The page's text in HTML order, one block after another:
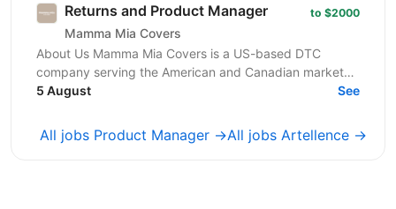
Returns and Product Manager
Mamma Mia Covers
to $2000
About Us Mamma Mia Covers is a US-based DTC
company serving the American and Canadian markets,
and the exclusive distributor of the Italian brand
5 August See
All jobs Product Manager →All jobs Artellence →